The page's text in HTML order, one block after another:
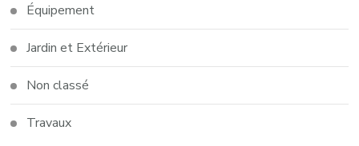
Équipement
Jardin et Extérieur
Non classé
Travaux